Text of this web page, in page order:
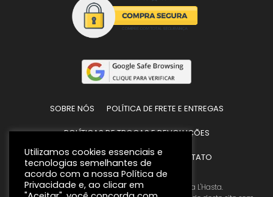
SOBRE NÓS POLÍTICA DE FRETE E ENTREGAS
POLÍTICAS DE TROCAS E DEVOLUÇÕES
POLÍTICA DE PRIVACIDADE CONTATO
Todos os direitos reservados © 2026 Casa L'Hasta.
Utilizamos cookies essenciais e
tecnologias semelhantes de
acordo com a nossa Política de
Privacidade e, ao clicar em